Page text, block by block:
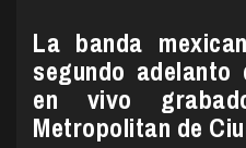
La banda
segundo
en vivo
Metropolitan de